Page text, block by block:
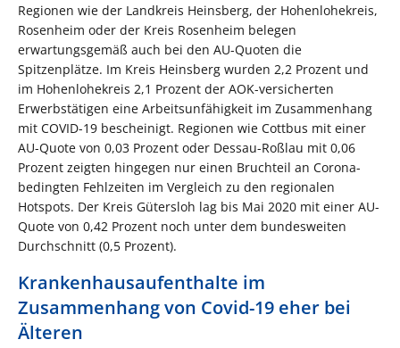
Regionen wie der Landkreis Heinsberg, der Hohenlohekreis,
Rosenheim oder der Kreis Rosenheim belegen
erwartungsgemäß auch bei den AU-Quoten die
Spitzenplätze. Im Kreis Heinsberg wurden 2,2 Prozent und
im Hohenlohekreis 2,1 Prozent der AOK-versicherten
Erwerbstätigen eine Arbeitsunfähigkeit im Zusammenhang
mit COVID-19 bescheinigt. Regionen wie Cottbus mit einer
AU-Quote von 0,03 Prozent oder Dessau-Roßlau mit 0,06
Prozent zeigten hingegen nur einen Bruchteil an Corona-
bedingten Fehlzeiten im Vergleich zu den regionalen
Hotspots. Der Kreis Gütersloh lag bis Mai 2020 mit einer AU-
Quote von 0,42 Prozent noch unter dem bundesweiten
Durchschnitt (0,5 Prozent).
Krankenhausaufenthalte im
Zusammenhang von Covid-19 eher bei
Älteren